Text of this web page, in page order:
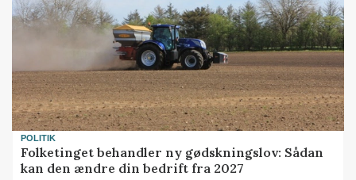
POLITIK
Folketinget behandler ny gødskningslov: Sådan
kan den ændre din bedrift fra 2027